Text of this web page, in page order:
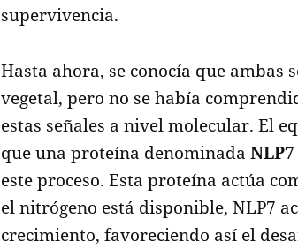
supervivencia.
Hasta ahora, se conocía que
vegetal, pero no se había
estas señales a nivel molecular. El
que una proteína denominadaNLP7
este proceso. Esta proteína actúa
el nitrógeno está disponible, NLP7
crecimiento, favoreciendo así el